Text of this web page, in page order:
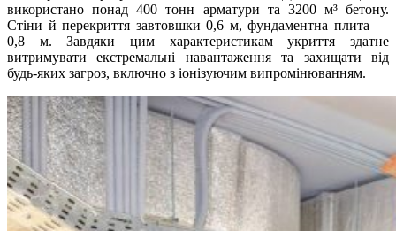
використано понад 400 тонн арматури та 3200 м³ бетону.
Стіни й перекриття завтовшки 0,6 м, фундаментна плита —
0,8 м. Завдяки цим характеристикам укриття здатне
витримувати екстремальні навантаження та захищати від
будь-яких загроз, включно з іонізуючим випромінюванням.